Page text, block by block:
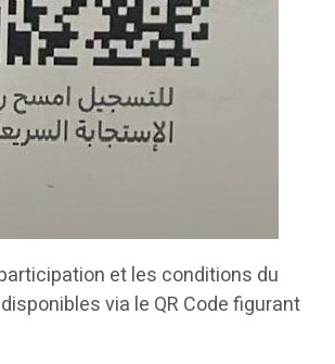
et les conditions du
via le QR Code figurant